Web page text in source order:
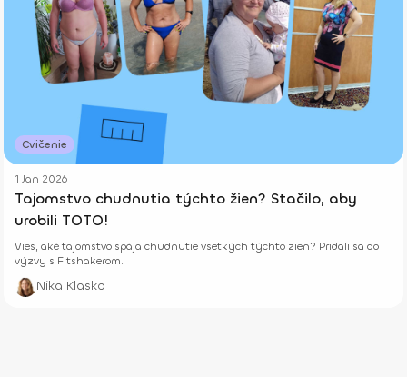
Cvičenie
1 Jan 2026
Tajomstvo chudnutia týchto žien? Stačilo, aby
urobili TOTO!
Vieš, aké tajomstvo spája chudnutie všetkých týchto žien? Pridali sa do
výzvy s Fitshakerom.
Nika Klasko